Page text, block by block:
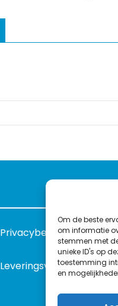
Om de beste
om informatie
stemmen met
unieke ID's op
toestemming
en
Privacybeleid
Leveringsvoorwaarden